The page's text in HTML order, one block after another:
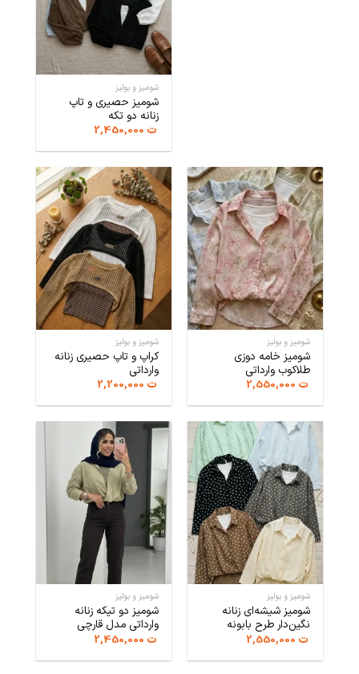
شومیز و بولیز
شومیز حصیری و تاپ
زنانه دو تکه
ت2,450,000
شومیز و بولیز
شومیز خامه دوزی
طلاکوب وارداتی
ت2,550,000
شومیز و بولیز
کراپ و تاپ حصیری زنانه
وارداتی
ت2,200,000
شومیز و بولیز
شومیز شیشه‌ای زنانه
نگین‌دار طرح بابونه
ت2,550,000
شومیز و بولیز
شومیز دو تیکه زنانه
وارداتی مدل قارچی
ت2,450,000